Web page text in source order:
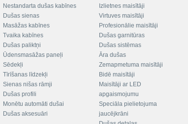
Nestandarta dušas kabīnes
Dušas sienas
Masāžas kabīnes
Tvaika kabīnes
Dušas paliktņi
Ūdensmasāžas paneļi
Sēdekļi
Tīrīšanas līdzekļi
Sienas nišas rāmji
Dušas profili
Monētu automāti dušai
Dušas aksesuāri
Izlietnes maisītāji
Virtuves maisītāji
Profesionālie maisītāji
Dušas garnitūras
Dušas sistēmas
Āra dušas
Zemapmetuma maisītāji
Bidē maisītāji
Maisītāji ar LED
apgaismojumu
Speciāla pielietojuma
jaucējkrāni